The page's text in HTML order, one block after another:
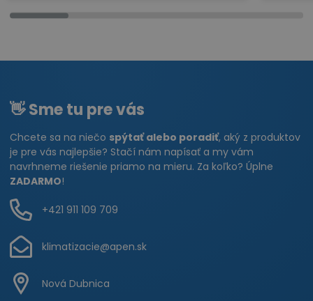
👋 Sme tu pre vás
Chcete sa na niečo spýtať alebo poradiť, aký z produktov
je pre vás najlepšie? Stačí nám napísať a my vám
navrhneme riešenie priamo na mieru. Za koľko? Úplne
ZADARMO!
+421 911 109 709
klimatizacie@apen.sk
Nová Dubnica